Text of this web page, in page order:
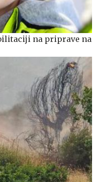
na priprave na